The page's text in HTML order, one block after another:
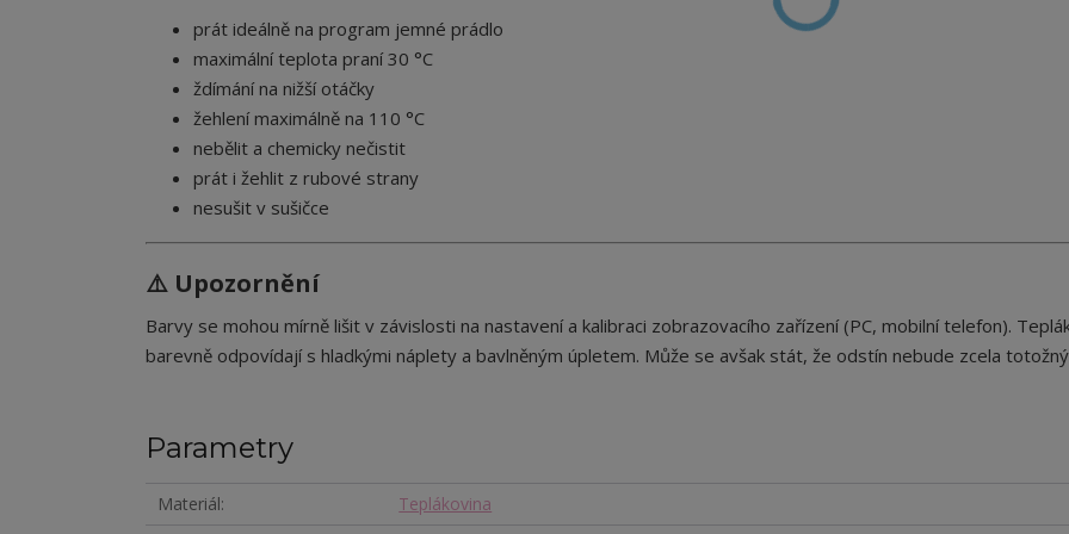
prát ideálně na program jemné prádlo
maximální teplota praní 30 °C
ždímání na nižší otáčky
žehlení maximálně na 110 °C
nebělit a chemicky nečistit
prát i žehlit z rubové strany
nesušit v sušičce
⚠️ Upozornění
Barvy se mohou mírně lišit v závislosti na nastavení a kalibraci zobrazovacího zařízení (PC, mobilní telefon).
barevně odpovídají s hladkými náplety a bavlněným úpletem. Může se avšak stát, že odstín nebude zcela
Parametry
Materiál
Teplákovina